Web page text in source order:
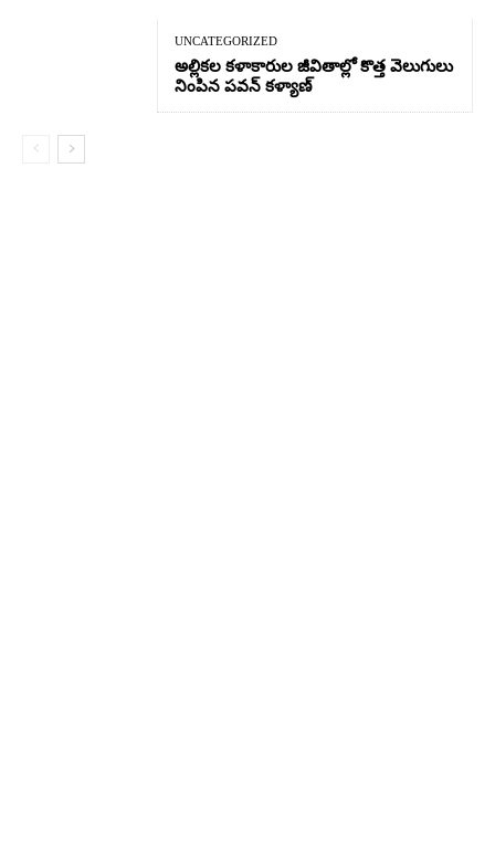
UNCATEGORIZED
అల్లికల కళాకారుల జీవితాల్లో కొత్త వెలుగులు
నింపిన పవన్ కళ్యాణ్